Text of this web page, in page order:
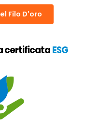
Filo D'oro
certificata ESG